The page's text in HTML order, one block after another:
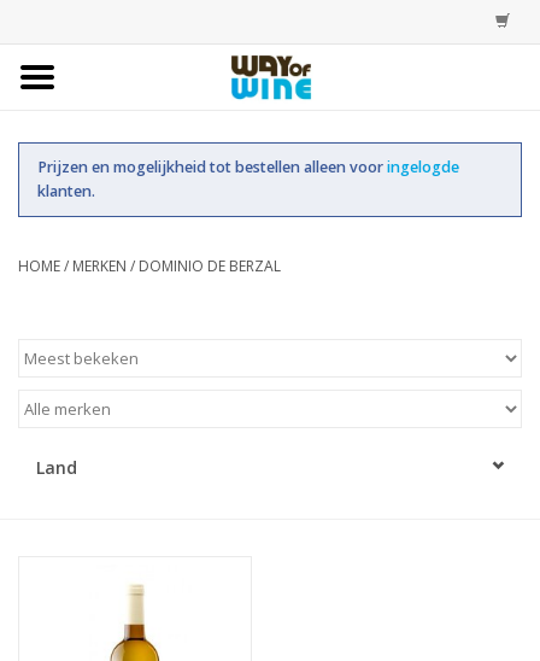
Bestellingen
Prijzen en mogelijkheid tot bestellen alleen vooringelogde
klanten.
HOME/ MERKEN / DOMINIO DE BERZAL
Land